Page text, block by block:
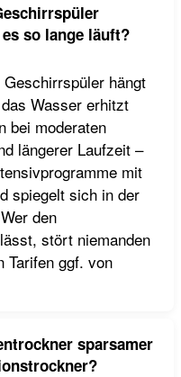
so lange läuft?
hängt
Wasser erhitzt
bei moderaten
längerer Laufzeit –
mit
spiegelt sich in der
den
stört niemanden
Tarifen ggf. von
sparsamer